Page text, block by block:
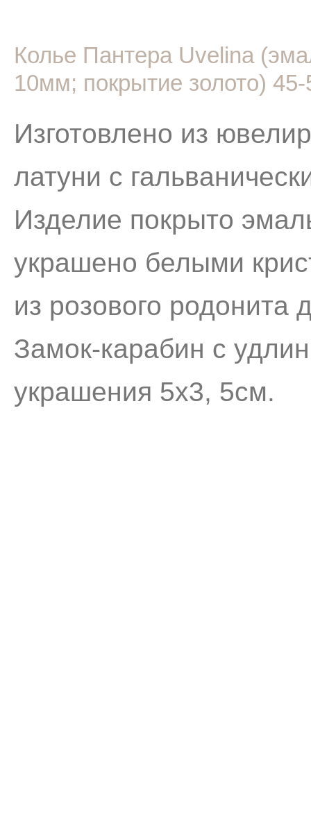
Колье Пантера Uvelina
10мм; покрытие золото)
Изготовлено из
латуни с
Изделие покрыто
украшено белыми
из розового
Замок-карабин с
украшения 5х3, 5см.